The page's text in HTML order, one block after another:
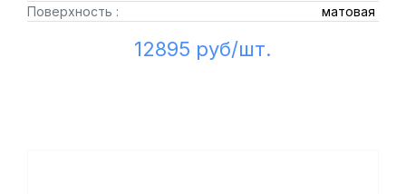
Поверхность : матовая
12895 руб/шт.